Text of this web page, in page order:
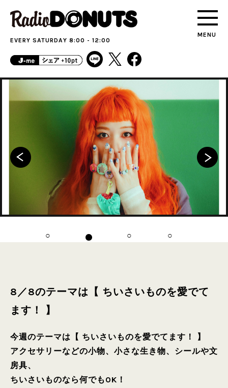
MENU
EVERY SATURDAY 8:00 - 12:00
8／8のテーマは【 ちいさいものを愛でて
ます！ 】
今週のテーマは【 ちいさいものを愛でてます！ 】
アクセサリーなどの小物、小さな生き物、シールや文
房具、
ちいさいものなら何でもOK！